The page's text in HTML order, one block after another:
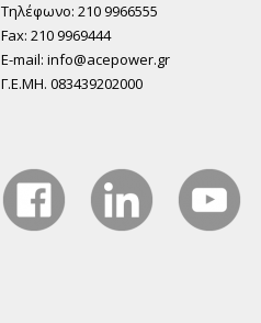
Τηλέφωνο: 210 9966555
Fax: 210 9969444
E-mail: info@acepower.gr
Γ.Ε.ΜΗ. 083439202000